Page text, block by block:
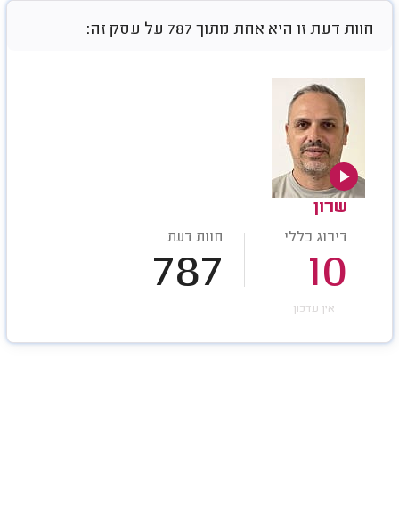
חוות דעת זו היא אחת מתוך 787 על עסק זה:
שרון
דירוג כללי
10
חוות דעת
787
אין עדכון